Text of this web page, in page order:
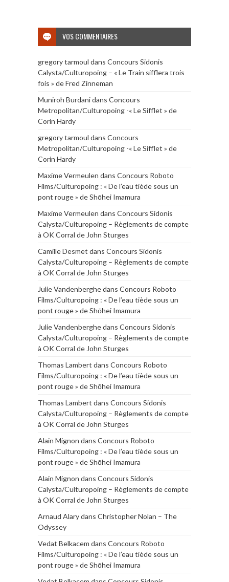
VOS COMMENTAIRES
gregory tarmoul dans Concours Sidonis
Calysta/Culturopoing – « Le Train sifflera trois
fois » de Fred Zinneman
Muniroh Burdanidans Concours
Metropolitan/Culturopoing -« Le Sifflet » de
Corin Hardy
gregory tarmoul dans Concours
Metropolitan/Culturopoing -« Le Sifflet » de
Corin Hardy
Maxime Vermeulen dans Concours Roboto
Films/Culturopoing : « De l’eau tiède sous un
pont rouge » de Shōhei Imamura
Maxime Vermeulen dans Concours Sidonis
Calysta/Culturopoing – Règlements de compte
à OK Corral de John Sturges
Camille Desmet dans Concours Sidonis
Calysta/Culturopoing – Règlements de compte
à OK Corral de John Sturges
Julie Vandenberghedans Concours Roboto
Films/Culturopoing : « De l’eau tiède sous un
pont rouge » de Shōhei Imamura
Julie Vandenberghedans Concours Sidonis
Calysta/Culturopoing – Règlements de compte
à OK Corral de John Sturges
Thomas Lambert dans Concours Roboto
Films/Culturopoing : « De l’eau tiède sous un
pont rouge » de Shōhei Imamura
Thomas Lambert dans Concours Sidonis
Calysta/Culturopoing – Règlements de compte
à OK Corral de John Sturges
Alain Mignon dans Concours Roboto
Films/Culturopoing : « De l’eau tiède sous un
pont rouge » de Shōhei Imamura
Alain Mignon dans Concours Sidonis
Calysta/Culturopoing – Règlements de compte
à OK Corral de John Sturges
Arnaud Alarydans Christopher Nolan – The
Odyssey
Vedat Belkacem dans Concours Roboto
Films/Culturopoing : « De l’eau tiède sous un
pont rouge » de Shōhei Imamura